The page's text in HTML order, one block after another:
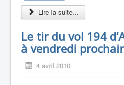
Lire la suite...
Le tir du vol 194
à vendredi
4 avril 2010